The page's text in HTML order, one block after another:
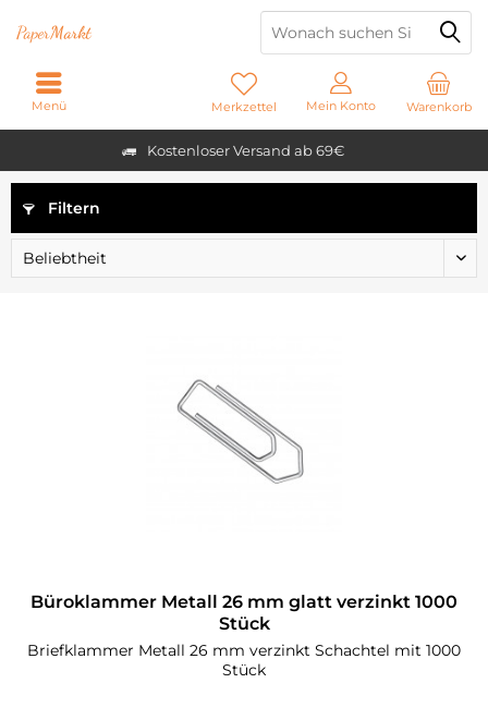
Kostenloser Versand ab 69€
PaperMarkt
Warenkorb
Merkzettel Mein Konto
Menü
Filtern
Büroklammer Metall 26 mm glatt verzinkt 1000
Stück
Briefklammer Metall 26 mm verzinkt Schachtel mit 1000
Stück